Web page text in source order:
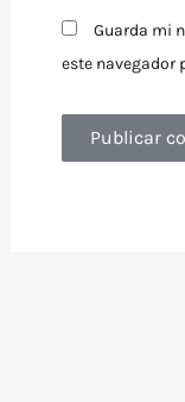
Guarda mi
este navegador